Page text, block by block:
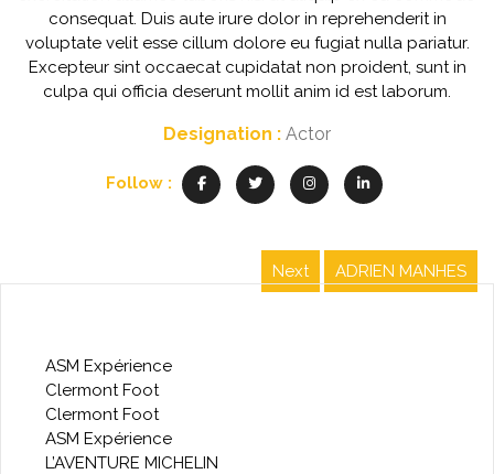
consequat. Duis aute irure dolor in reprehenderit in
voluptate velit esse cillum dolore eu fugiat nulla pariatur.
Excepteur sint occaecat cupidatat non proident, sunt in
culpa qui officia deserunt mollit anim id est laborum.
Designation : Actor
Follow :
Navigation
l’article
Next
Next
ADRIEN MANHES
ASM Expérience
Clermont Foot
Clermont Foot
ASM Expérience
L’AVENTURE MICHELIN